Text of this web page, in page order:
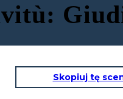
Skopiuj tę